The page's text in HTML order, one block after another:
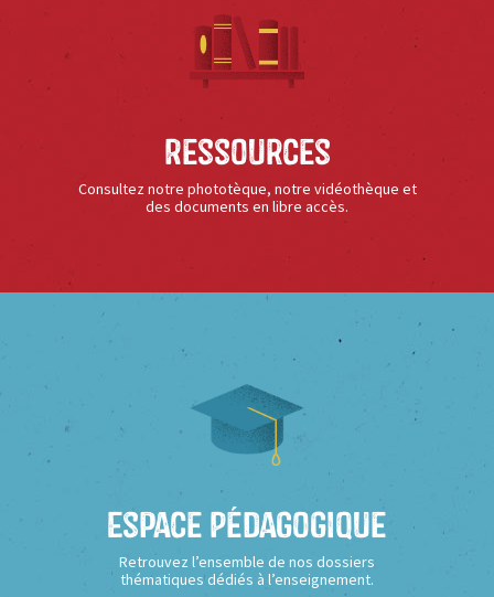
Ressources
Consultez notre phototèque, notre vidéothèque et
des documents en libre accès.
Espace Pédagogique
Retrouvez l’ensemble de nos dossiers
thématiques dédiés à l’enseignement.